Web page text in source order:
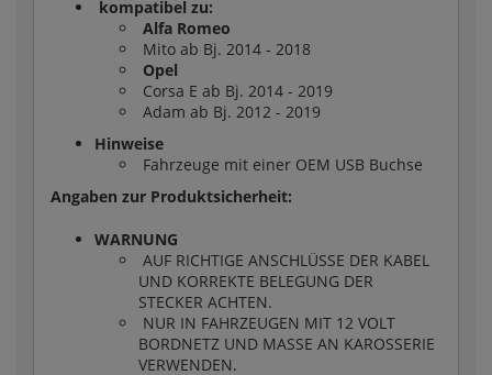
kompatibel zu:
Alfa Romeo
Mito ab Bj. 2014 - 2018
Opel
Corsa E ab Bj. 2014 - 2019
Adam ab Bj. 2012 - 2019
Hinweise
Fahrzeuge mit einer OEM USB Buchse
Angaben zur Produktsicherheit:
WARNUNG
AUF RICHTIGE ANSCHLÜSSE DER KABEL
UND KORREKTE BELEGUNG DER
STECKER ACHTEN.
NUR IN FAHRZEUGEN MIT 12 VOLT
BORDNETZ UND MASSE AN KAROSSERIE
VERWENDEN.